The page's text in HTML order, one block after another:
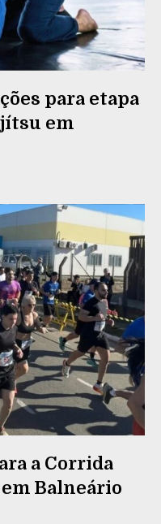
para etapa
em
a Corrida
Balneário